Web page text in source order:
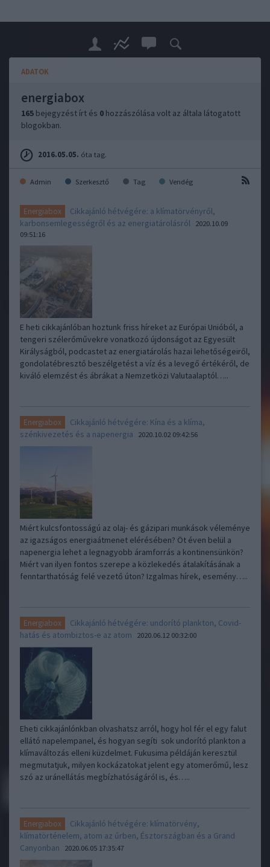
ADATOK
energiabox
165 bejegyzést írt és 0 hozzászólása volt az általa látogatott
blogokban.
2016.05.05. óta tag.
Admin Szerkesztő Tag Vendég
Energiabox
Cikkajánló hétvégére: a klímatörvényről,
karbonsemlegességről és az energiatárolásról 2020.10.09
09:51:16
E heti cikkajánlóban hoztunk friss híreket az Európai Unióból, a
tengeri szélerőművekre vonatkozó újdonságot az Egyesült
Királyságból, podcastet az energiatárolás hazai lehetőségeiről,
gondolatébresztő beszélgetést a víz és a levegő értékéről, de
kiváló elemzést és ábrákat a Nemzetközi Valutaalaptól…..
Energiabox
Cikkajánló hétvégére: Kína és a klíma,
szénkivezetés és a napenergia
2020.10.02 09:42:56
Miért kulcsfontosságú az olaj- és gázipari munkások véleménye
az igazságos energiaátmenet elérésében? Öt éven belül a
napenergia lehet a legnagyobb áramforrás a kontinensünkön?
Miért van ilyen fontos szerepe a közlekedés átalakításának a
fenntarthatóság felé vezető úton? Izgalmas hírek, esemény…..
Energiabox
Cikkajánló hétvégére: undorító plankton, Covid-
hatás és atombiztos-e az atom
2020.06.12 00:32:00
Eheti cikkajánlónkban olvashatsz arról, hogy hol fér el egy falut
ellátó napelempanel, és hogyan segíti sok undorító plankton a
klímaváltozás elleni küzdelmet. Fukusima példáján keresztül
megmutatjuk, milyen kockázatokat jelent egy atomerőmű, lesz
szó az uránellátás megbízhatóságáról is, és…..
Energiabox
Cikkajánló hétvégére: klímatörvény,
klímatörténelem, atom az űrben, Észtországban és a Grand
Canyonban
2020.06.05 17:35:47